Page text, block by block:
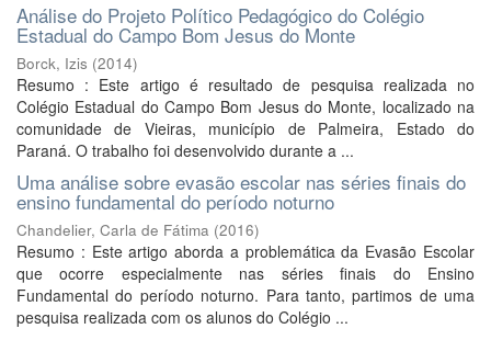
Análise do Projeto Político Pedagógico do Colégio
Estadual do Campo Bom Jesus do Monte
Borck, Izis (2014)
Resumo : Este artigo é resultado de pesquisa realizada no
Colégio Estadual do Campo Bom Jesus do Monte, localizado na
comunidade de Vieiras, município de Palmeira, Estado do
Paraná. O trabalho foi desenvolvido durante a ...
Uma análise sobre evasão escolar nas séries finais do
ensino fundamental do período noturno
Chandelier, Carla de Fátima (2016)
Resumo : Este artigo aborda a problemática da Evasão Escolar
que ocorre especialmente nas séries finais do Ensino
Fundamental do período noturno. Para tanto, partimos de uma
pesquisa realizada com os alunos do Colégio ...